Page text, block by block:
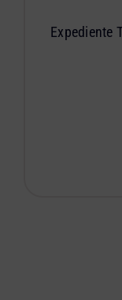
Expediente